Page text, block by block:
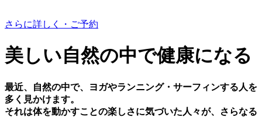
さらに詳しく・ご予約
美しい⾃然の中で健康になる
最近、⾃然の中で、ヨガやランニング・サーフィンする⼈を
多く⾒かけます。
それは体を動かすことの楽しさに気づいた⼈々が、さらなる